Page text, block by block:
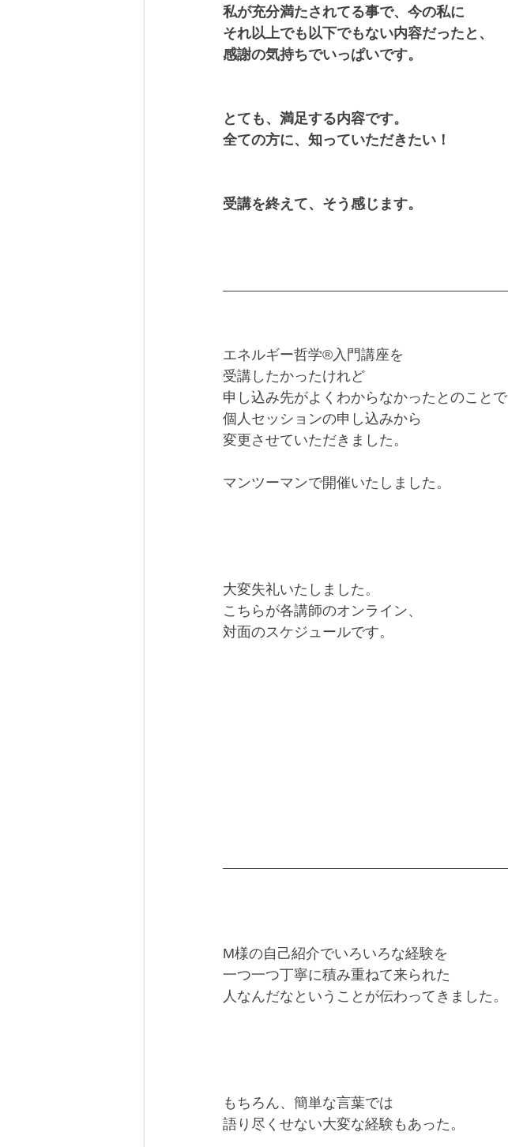
私が充分満たされてる事で、今の私に
それ以上でも以下でもない内容だったと、
感謝の気持ちでいっぱいです。
とても、満足する内容です。
全ての方に、知っていただきたい！
受講を終えて、そう感じます。
エネルギー哲学®︎入門講座を
受講したかったけれど
申し込み先がよくわからなかったとのことで
個人セッションの申し込みから
変更させていただきました。
マンツーマンで開催いたしました。
大変失礼いたしました。
こちらが各講師のオンライン、
対面のスケジュールです。
M様の自己紹介でいろいろな経験を
一つ一つ丁寧に積み重ねて来られた
人なんだなということが伝わってきました。
もちろん、簡単な言葉では
語り尽くせない大変な経験もあった。